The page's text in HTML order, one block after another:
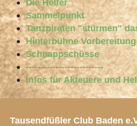
Die Helfer
Sammelpunkt
Tanzpiraten "stürmen"
Hinterbühne Vorbereitung
Schnappschüsse
--------------------------
Infos für Akteuere und
Tausendfüßler Club Baden